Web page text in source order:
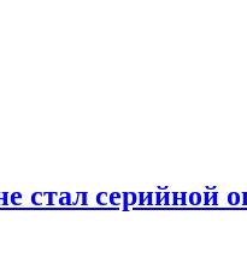
стал серийной